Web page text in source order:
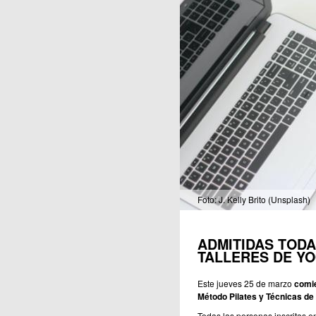
Foto: J. Kelly Brito (Unsplash)
ADMITIDAS
TALLERES DE
Este jueves 25 de marzo
Método Pilates y Técnicas